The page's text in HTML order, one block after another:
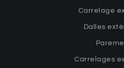
Carrelage
Dalles
Carrelages